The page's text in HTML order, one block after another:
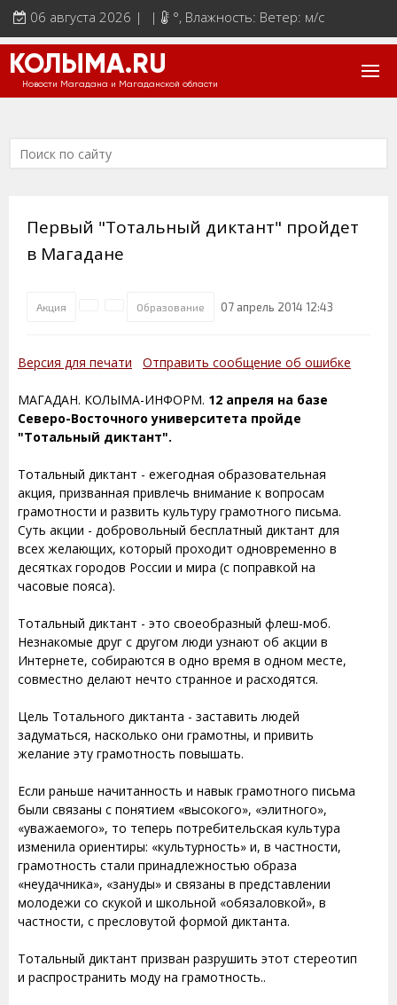
06 августа 2026 | | °, Влажность: Ветер: м/с
КОЛЫМА.RU
Новости Магадана и Магаданской области
Первый "Тотальный диктант" пройдет
в Магадане
Акция Образование 07 апрель 2014 12:43
Версия для печати Отправить сообщение об ошибке
МАГАДАН. КОЛЫМА-ИНФОРМ. 12 апреля на базе
Северо-Восточного университета пройде
"Тотальный диктант".
Тотальный диктант - ежегодная образовательная
акция, призванная привлечь внимание к вопросам
грамотности и развить культуру грамотного письма.
Суть акции - добровольный бесплатный диктант для
всех желающих, который проходит одновременно в
десятках городов России и мира (с поправкой на
часовые пояса).
Тотальный диктант - это своеобразный флеш-моб.
Незнакомые друг с другом люди узнают об акции в
Интернете, собираются в одно время в одном месте,
совместно делают нечто странное и расходятся.
Цель Тотального диктанта - заставить людей
задуматься, насколько они грамотны, и привить
желание эту грамотность повышать.
Если раньше начитанность и навык грамотного письма
были связаны с понятием «высокого», «элитного»,
«уважаемого», то теперь потребительская культура
изменила ориентиры: «культурность» и, в частности,
грамотность стали принадлежностью образа
«неудачника», «зануды» и связаны в представлении
молодежи со скукой и школьной «обязаловкой», в
частности, с пресловутой формой диктанта.
Тотальный диктант призван разрушить этот стереотип
и распространить моду на грамотность..